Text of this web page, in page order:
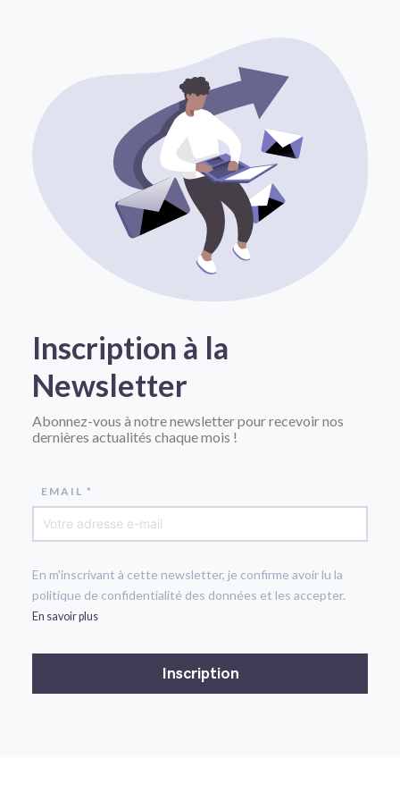
Inscription à la
Newsletter
Abonnez-vous à notre newsletter pour recevoir nos
dernières actualités chaque mois !
EMAIL *
En m'inscrivant à cette newsletter, je confirme avoir lu la
politique de confidentialité des données et les accepter.
En savoir plus